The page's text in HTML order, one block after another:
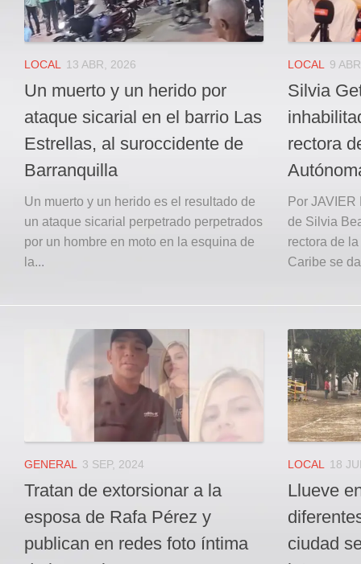
LOCAL 13 ABR, 2026
Un muerto y un herido por
ataque sicarial en el barrio Las
Estrellas, al suroccidente de
Barranquilla
Un muerto y un herido es el resultado de
un ataque sicarial perpetrado perpetrados
por un hombre en moto en la esquina de
la...
LOCAL 9
Silvia
rectora
Por
de Silvia
rectora de
Caribe se
GENERAL 3 SEP, 2024
Tratan de extorsionar a la
esposa de Rafa Pérez y
publican en redes foto íntima
LOCAL 18
Llueve
ciudad